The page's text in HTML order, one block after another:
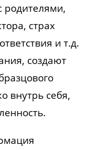
родителями,
страх
и т.д.
создают
внутрь себя,